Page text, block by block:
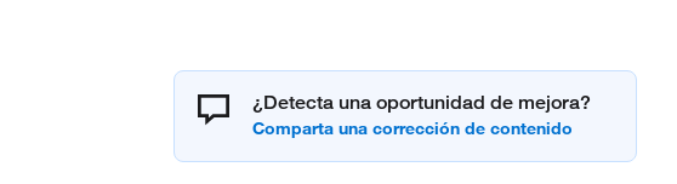
¿Detecta una oportunidad de mejora?